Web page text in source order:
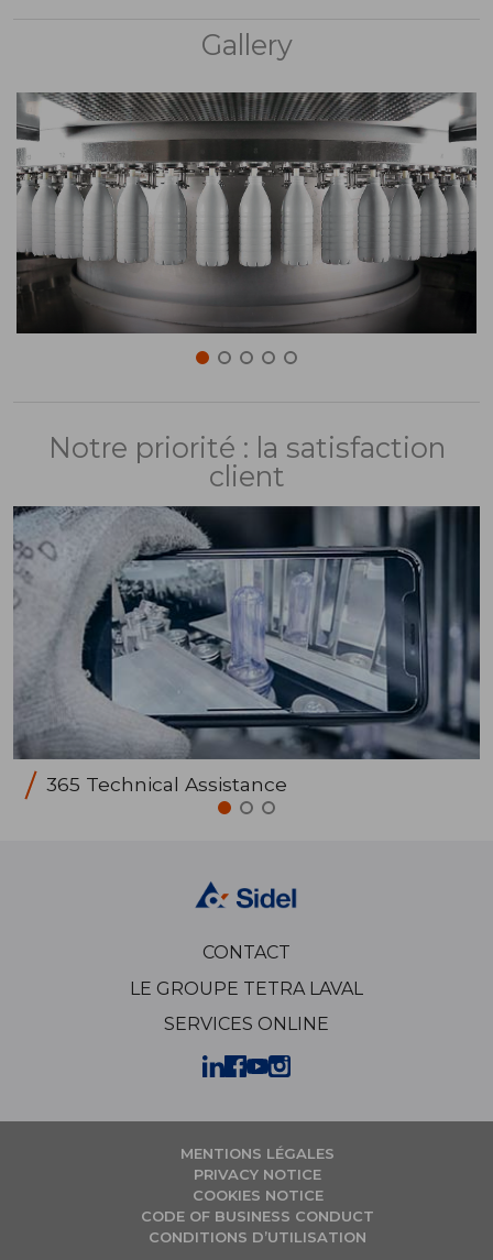
Gallery
Notre priorité : la satisfaction
client
365 Technical Assistance
CONTACT
LE GROUPE TETRA LAVAL
SERVICES ONLINE
MENTIONS LÉGALES
PRIVACY NOTICE
COOKIES NOTICE
CODE OF BUSINESS CONDUCT
CONDITIONS D’UTILISATION